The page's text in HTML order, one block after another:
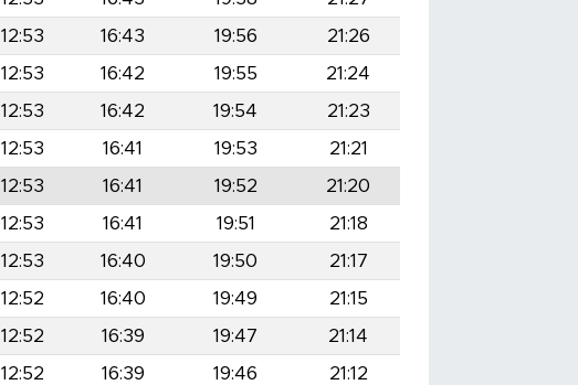
12:53 16:43 19:56
21:26
12:53 16:42 19:55
21:24
12:53 16:42 19:54
21:23
12:53 16:41 19:53
21:21
12:53 16:41 19:52
21:20
12:53 16:41 19:51
21:18
12:53 16:40 19:50
21:17
12:52 16:40 19:49
21:15
12:52 16:39 19:47
21:14
12:52 16:39 19:46
21:12